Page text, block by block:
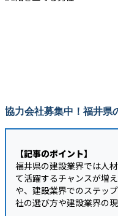
協力会社募集中！福井県
【記事のポイント】
福井県の建設業界では人
て活躍するチャンスが増
や、建設業界でのステッ
社の選び方や建設業界の